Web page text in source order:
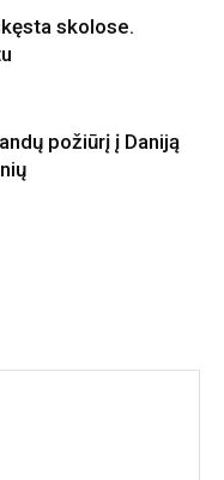
skolose.
požiūrį į Daniją